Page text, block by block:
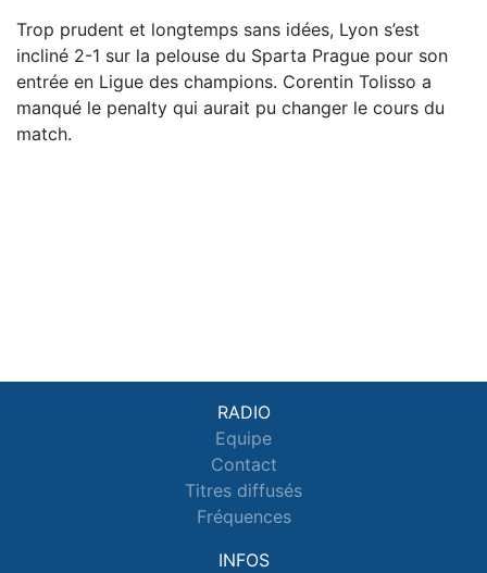
Trop prudent et longtemps sans idées, Lyon s’est
incliné 2-1 sur la pelouse du Sparta Prague pour son
entrée en Ligue des champions. Corentin Tolisso a
manqué le penalty qui aurait pu changer le cours du
match.
RADIO
Equipe
Contact
Titres diffusés
Fréquences
INFOS